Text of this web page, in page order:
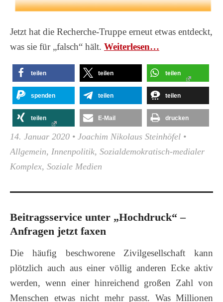
Jetzt hat die Recherche-Truppe erneut etwas entdeckt,
was sie für „falsch“ hält. Wei­ter­le­sen…
teilen teilen teilen
spenden teilen teilen
teilen E-Mail drucken
14. Januar 2020 • Joachim Nikolaus Steinhöfel •
Allgemein, Innenpolitik, Sozialdemokratisch-medialer
Komplex, Soziale Medien
Beitragsservice unter „Hochdruck“ –
Anfragen jetzt faxen
Die häufig beschworene Zivilgesellschaft kann
plötzlich auch aus einer völlig anderen Ecke aktiv
werden, wenn einer hinreichend großen Zahl von
Menschen etwas nicht mehr passt. Was Millionen